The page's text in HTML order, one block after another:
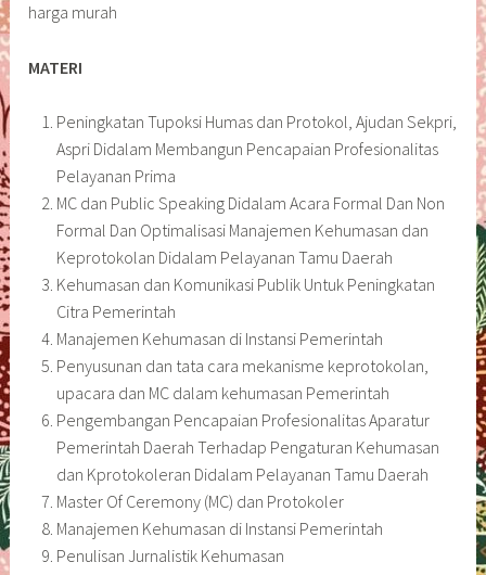
harga murah
MATERI
Peningkatan Tupoksi Humas dan Protokol, Ajudan Sekpri,
Aspri Didalam Membangun Pencapaian Profesionalitas
Pelayanan Prima
MC dan Public Speaking Didalam Acara Formal Dan Non
Formal Dan Optimalisasi Manajemen Kehumasan dan
Keprotokolan Didalam Pelayanan Tamu Daerah
Kehumasan dan Komunikasi Publik Untuk Peningkatan
Citra Pemerintah
Manajemen Kehumasan di Instansi Pemerintah
Penyusunan dan tata cara mekanisme keprotokolan,
upacara dan MC dalam kehumasan Pemerintah
Pengembangan Pencapaian Profesionalitas Aparatur
Pemerintah Daerah Terhadap Pengaturan Kehumasan
dan Kprotokoleran Didalam Pelayanan Tamu Daerah
Master Of Ceremony (MC) dan Protokoler
Manajemen Kehumasan di Instansi Pemerintah
Penulisan Jurnalistik Kehumasan